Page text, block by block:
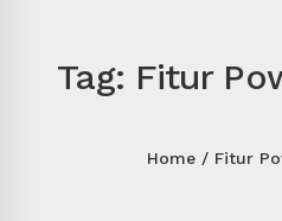
Tag: Fitur
Home Fitur